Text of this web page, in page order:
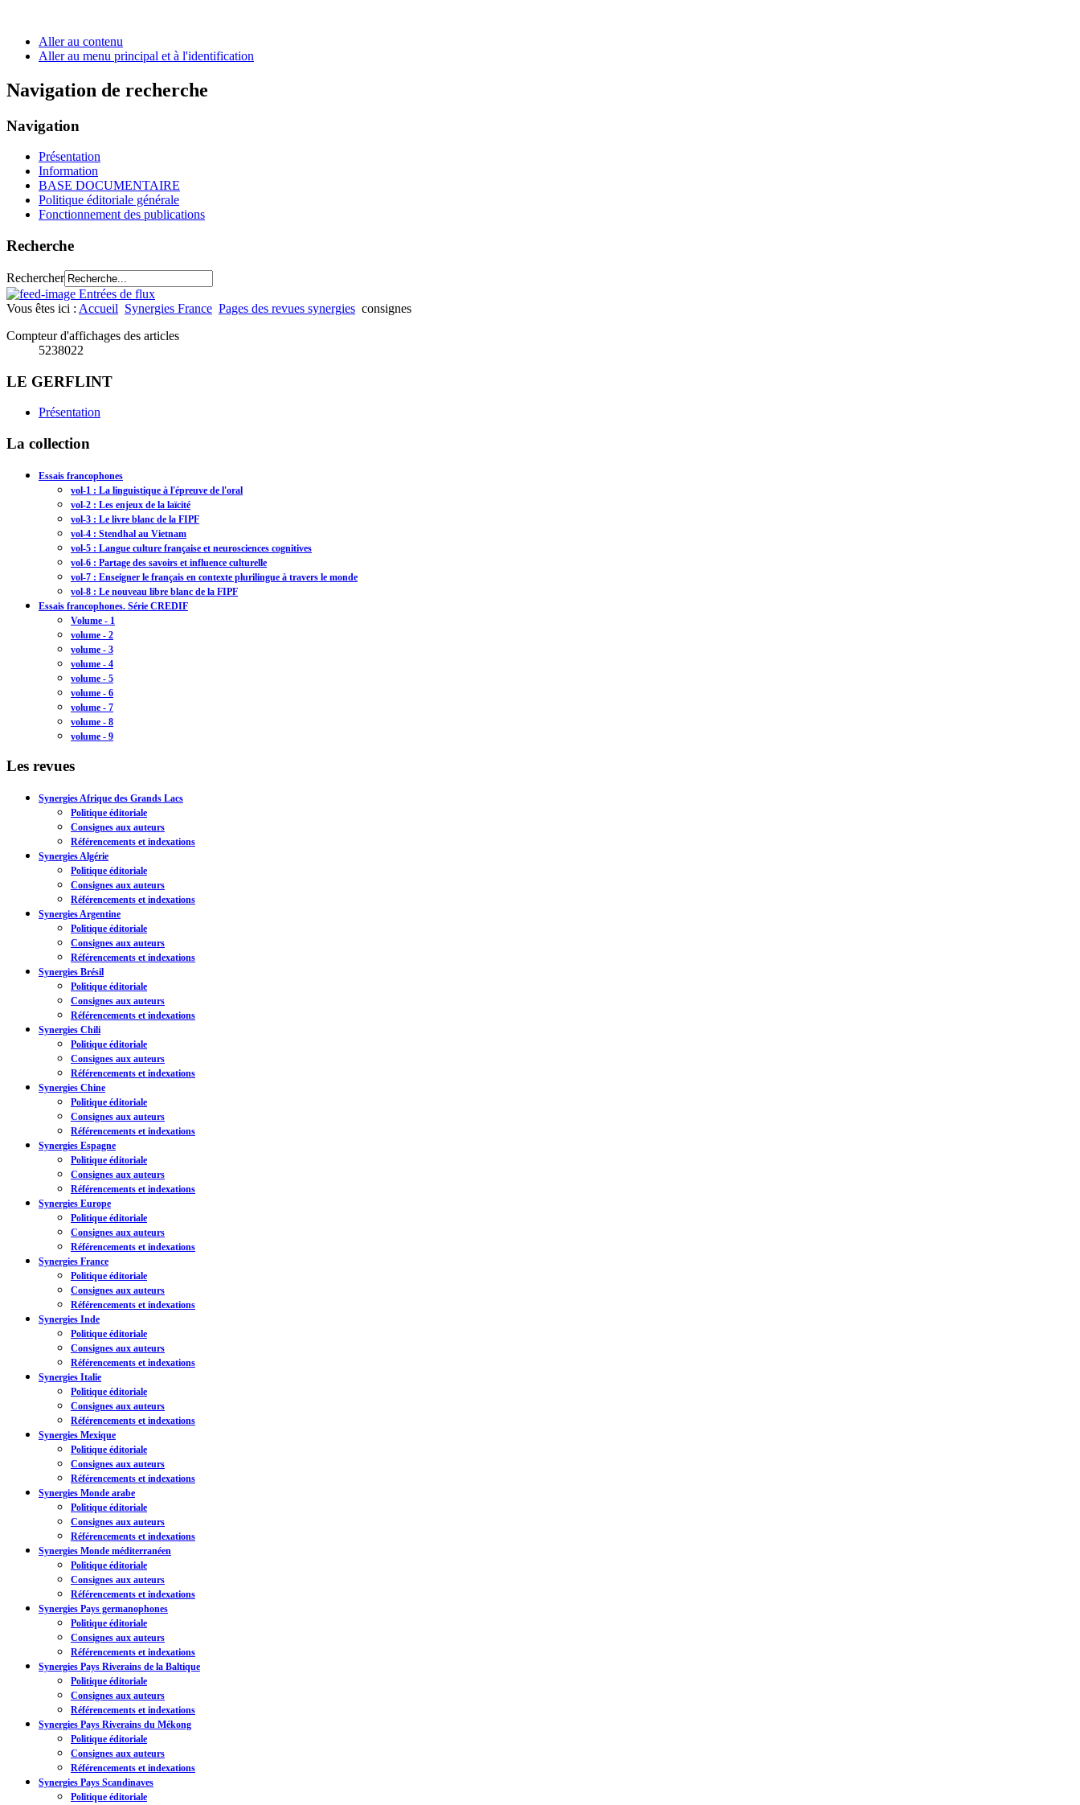
Aller au contenu
Aller au menu principal et à l'identification
Navigation de recherche
Navigation
Présentation
Information
BASE DOCUMENTAIRE
Politique éditoriale générale
Fonctionnement des publications
Recherche
Rechercher
Entrées de flux
Vous êtes ici : Accueil Synergies France Pages des revues synergies consignes
Compteur d'affichages des articles
5238022
LE GERFLINT
Présentation
La collection
Essais francophones
vol-1 : La linguistique à l'épreuve de l'oral
vol-2 : Les enjeux de la laïcité
vol-3 : Le livre blanc de la FIPF
vol-4 : Stendhal au Vietnam
vol-5 : Langue culture française et neurosciences cognitives
vol-6 : Partage des savoirs et influence culturelle
vol-7 : Enseigner le français en contexte plurilingue à travers le monde
vol-8 : Le nouveau libre blanc de la FIPF
Essais francophones. Série CREDIF
Volume - 1
volume - 2
volume - 3
volume - 4
volume - 5
volume - 6
volume - 7
volume - 8
volume - 9
Les revues
Synergies Afrique des Grands Lacs
Politique éditoriale
Consignes aux auteurs
Référencements et indexations
Synergies Algérie
Politique éditoriale
Consignes aux auteurs
Référencements et indexations
Synergies Argentine
Politique éditoriale
Consignes aux auteurs
Référencements et indexations
Synergies Brésil
Politique éditoriale
Consignes aux auteurs
Référencements et indexations
Synergies Chili
Politique éditoriale
Consignes aux auteurs
Référencements et indexations
Synergies Chine
Politique éditoriale
Consignes aux auteurs
Référencements et indexations
Synergies Espagne
Politique éditoriale
Consignes aux auteurs
Référencements et indexations
Synergies Europe
Politique éditoriale
Consignes aux auteurs
Référencements et indexations
Synergies France
Politique éditoriale
Consignes aux auteurs
Référencements et indexations
Synergies Inde
Politique éditoriale
Consignes aux auteurs
Référencements et indexations
Synergies Italie
Politique éditoriale
Consignes aux auteurs
Référencements et indexations
Synergies Mexique
Politique éditoriale
Consignes aux auteurs
Référencements et indexations
Synergies Monde arabe
Politique éditoriale
Consignes aux auteurs
Référencements et indexations
Synergies Monde méditerranéen
Politique éditoriale
Consignes aux auteurs
Référencements et indexations
Synergies Pays germanophones
Politique éditoriale
Consignes aux auteurs
Référencements et indexations
Synergies Pays Riverains de la Baltique
Politique éditoriale
Consignes aux auteurs
Référencements et indexations
Synergies Pays Riverains du Mékong
Politique éditoriale
Consignes aux auteurs
Référencements et indexations
Synergies Pays Scandinaves
Politique éditoriale